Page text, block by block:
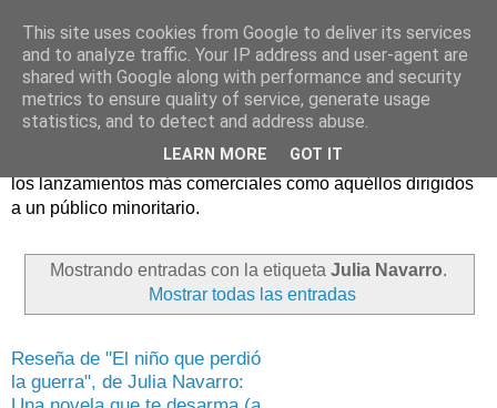
Críticas y reseñas de las principales novedades literarias
editadas en España. En Crítica de libros tienen cabida tanto
los lanzamientos más comerciales como aquéllos dirigidos
a un público minoritario.
Mostrando entradas con la etiqueta Julia Navarro.
Mostrar todas las entradas
Reseña de "El niño que perdió
la guerra", de Julia Navarro:
This site uses cookies from Google to deliver its services
and to analyze traffic. Your IP address and user-agent are
shared with Google along with performance and security
metrics to ensure quality of service, generate usage
statistics, and to detect and address abuse.
LEARN MORE GOT IT